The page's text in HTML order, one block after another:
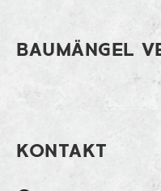
BAUMÄNGEL
KONTAKT